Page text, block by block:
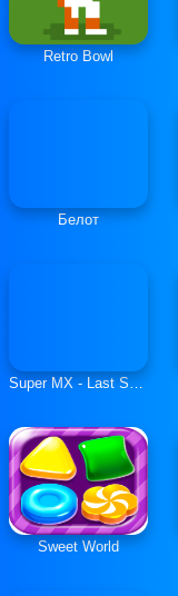
Retro Bowl
Белот
Super MX - Last Season
Sweet World